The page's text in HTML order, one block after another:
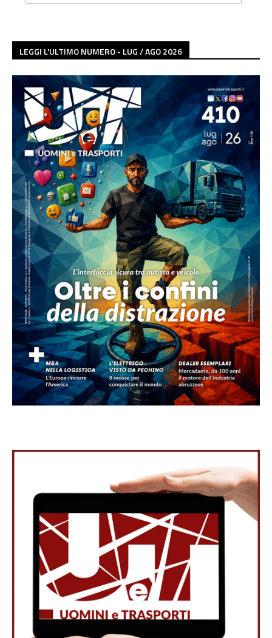
LEGGI L'ULTIMO NUMERO - LUG / AGO 2026